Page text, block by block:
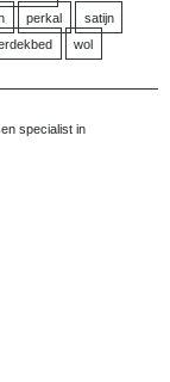
perkal
satijn
wol
specialist in